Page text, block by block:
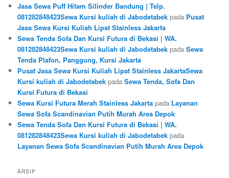
Jasa Sewa Puff Hitam Silinder Bandung | Telp.
081282848423Sewa Kursi kuliah di Jabodetabek pada Pusat
Jasa Sewa Kursi Kuliah Lipat Stainless Jakarta
Sewa Tenda Sofa Dan Kursi Futura di Bekasi | WA.
081282848423Sewa Kursi kuliah di Jabodetabek padaSewa
Tenda Plafon, Panggung, Kursi Jakarta
Pusat Jasa Sewa Kursi Kuliah Lipat Stainless JakartaSewa
Kursi kuliah di Jabodetabek padaSewa Tenda, Sofa Dan
Kursi Futura di Bekasi
Sewa Kursi Futura Merah Stainless Jakarta pada Layanan
Sewa Sofa Scandinavian Putih Murah Area Depok
Sewa Tenda Sofa Dan Kursi Futura di Bekasi | WA.
081282848423Sewa Kursi kuliah di Jabodetabek pada
Layanan Sewa Sofa Scandinavian Putih Murah Area Depok
ARSIP